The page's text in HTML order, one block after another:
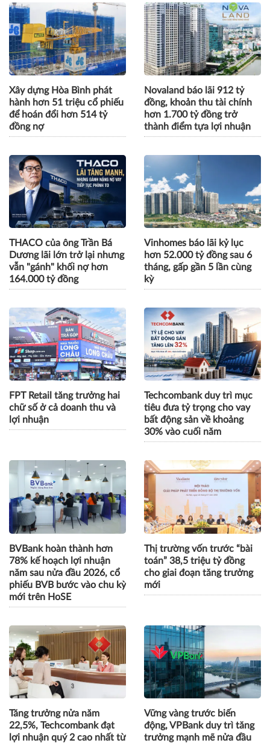
Xây dựng Hòa Bình phát
hành hơn 51 triệu cổ phiếu
để hoán đổi hơn 514 tỷ
đồng nợ
Novaland báo lãi 912 tỷ
đồng, khoản thu tài chính
hơn 1.700 tỷ đồng trở
thành điểm tựa lợi nhuận
THACO của ông Trần Bá
Dương lãi lớn trở lại nhưng
vẫn "gánh" khối nợ hơn
164.000 tỷ đồng
Vinhomes báo lãi kỷ lục
hơn 52.000 tỷ đồng sau 6
tháng, gấp gần 5 lần cùng
kỳ
FPT Retail tăng trưởng hai
chữ số ở cả doanh thu và
lợi nhuận
Techcombank duy trì mục
tiêu đưa tỷ trọng cho vay
bất động sản về khoảng
30% vào cuối năm
BVBank hoàn thành hơn
78% kế hoạch lợi nhuận
năm sau nửa đầu 2026, cổ
phiếu BVB bước vào chu kỳ
mới trên HoSE
Thị trường vốn trước “bài
toán” 38,5 triệu tỷ đồng
cho giai đoạn tăng trưởng
mới
Tăng trưởng nửa năm
22,5%, Techcombank đạt
lợi nhuận quý 2 cao nhất từ
Vững vàng trước biến
động, VPBank duy trì tăng
trưởng mạnh mẽ nửa đầu